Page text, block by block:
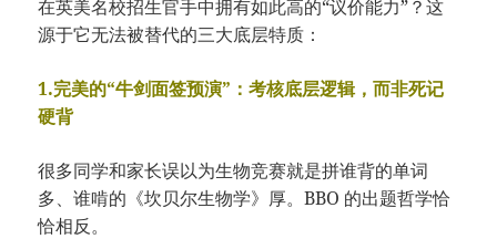
在英美名校招生官手中拥有如此高的“议价能力”？这
源于它无法被替代的三大底层特质：
1.完美的“牛剑面签预演”：考核底层逻辑，而非死记
硬背
很多同学和家长误以为生物竞赛就是拼谁背的单词
多、谁啃的《坎贝尔生物学》厚。BBO 的出题哲学恰
恰相反。